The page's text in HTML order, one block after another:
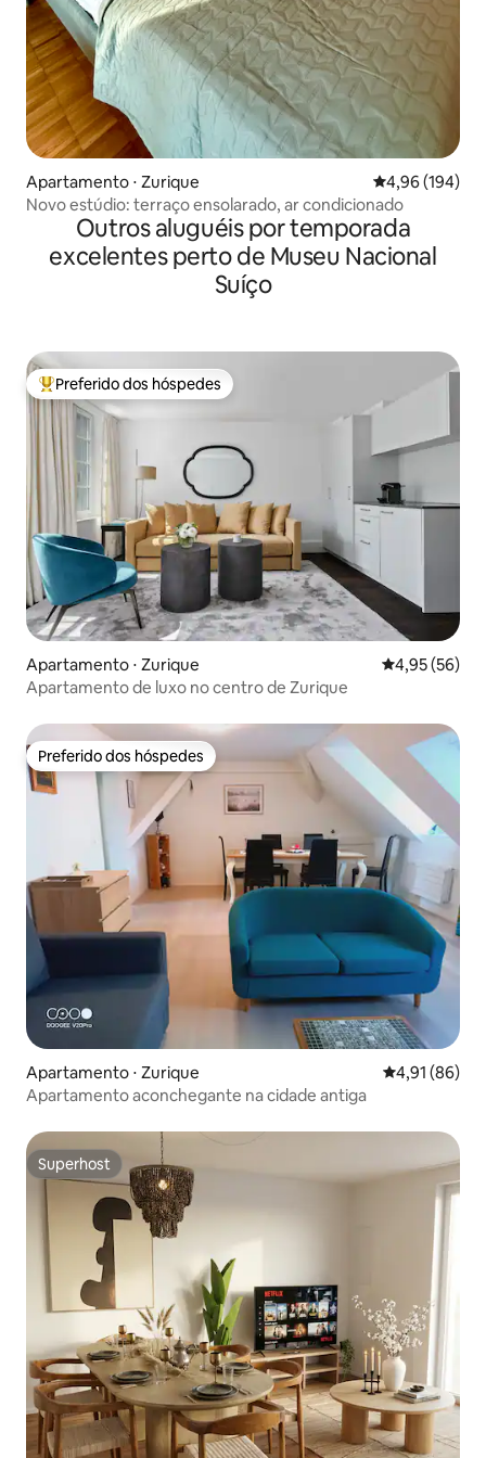
Apartamento ⋅ Zurique 4,96 de uma
4,96 (194)
Novo estúdio: terraço ensolarado, ar condicionado
Outros aluguéis por temporada
excelentes perto de Museu Nacional
Suíço
Entre os melhores preferidos dos hóspedes
Preferido dos hóspedes
Apartamento ⋅ Zurique 4,95 de uma
4,95 (56)
Apartamento de luxo no centro de Zurique
Preferido dos hóspedes
Preferido dos hóspedes
Apartamento ⋅ Zurique 4,91 de uma
4,91 (86)
Apartamento aconchegante na cidade antiga
Superhost
Superhost